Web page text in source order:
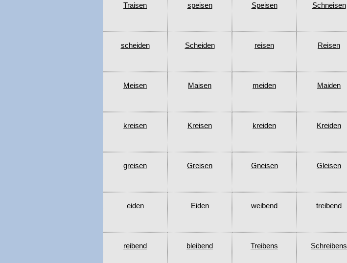
Traisen speisen Speisen Schneisen
scheiden Scheiden reisen Reisen
Meisen Maisen meiden Maiden
kreisen Kreisen kreiden Kreiden
greisen Greisen Gneisen Gleisen
eiden Eiden weibend treibend
reibend bleibend Treibens Schreibens